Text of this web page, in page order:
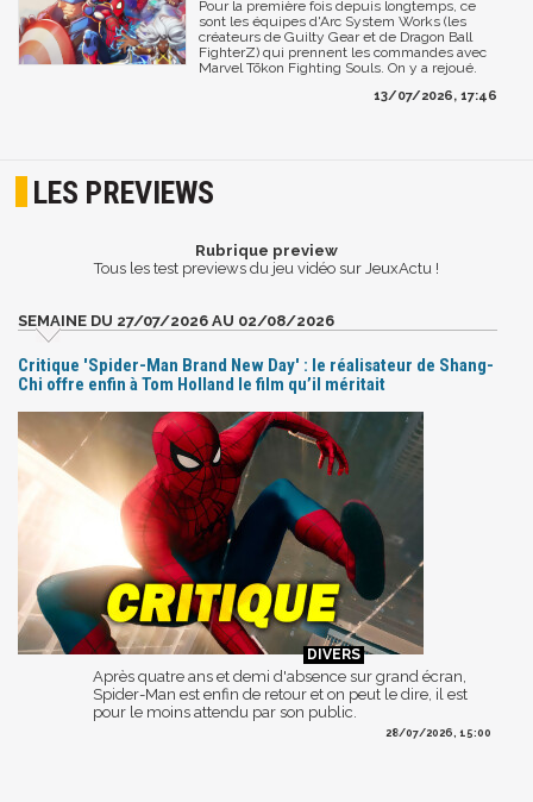
Pour la première fois depuis longtemps, ce
sont les équipes d'Arc System Works (les
créateurs de Guilty Gear et de Dragon Ball
FighterZ) qui prennent les commandes avec
Marvel Tōkon Fighting Souls. On y a rejoué.
13/07/2026, 17:46
LES PREVIEWS
Rubrique preview
Tous les test previews du jeu vidéo sur JeuxActu !
SEMAINE DU 27/07/2026 AU 02/08/2026
Critique 'Spider-Man Brand New Day' : le réalisateur de Shang-
Chi offre enfin à Tom Holland le film qu’il méritait
Après quatre ans et demi d'absence sur grand écran,
Spider-Man est enfin de retour et on peut le dire, il est
pour le moins attendu par son public.
28/07/2026, 15:00